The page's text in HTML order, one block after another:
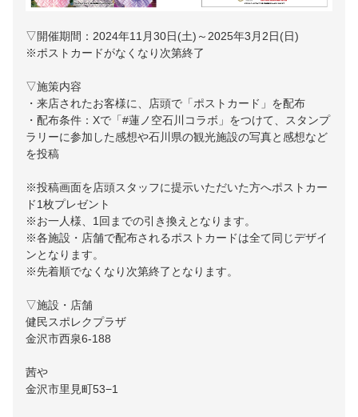
▽開催期間：2024年11月30日(土)～2025年3月2日(日)
※ポストカードがなくなり次第終了
▽施策内容
・来店されたお客様に、店頭で「ポストカード」を配布
・配布条件：Xで「#蓮ノ空石川コラボ」をつけて、スタンプ
ラリーに参加した感想や石川県の観光施設の写真と感想など
を投稿
※投稿画面を店頭スタッフに提示いただいた方へポストカー
ド1枚プレゼント
※お一人様、1回までの引き換えとなります。
※各施設・店舗で配布されるポストカードは全て同じデザイ
ンとなります。
※先着順でなくなり次第終了となります。
▽施設・店舗
健民スポレクプラザ
金沢市西泉6-188
茜や
金沢市里見町53−1